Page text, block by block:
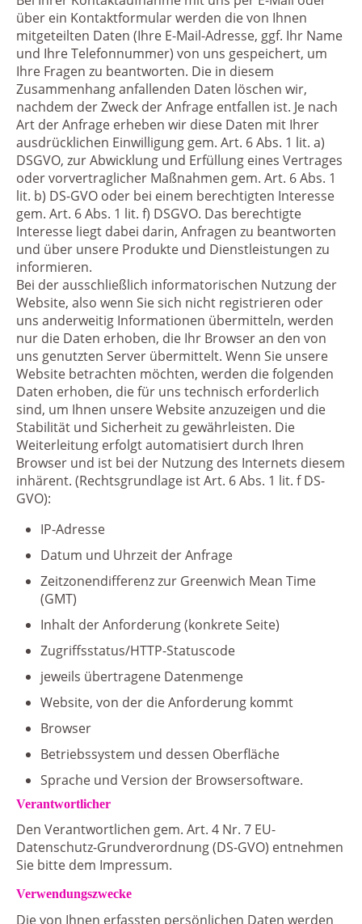
über ein Kontaktformular werden die von Ihnen
mitgeteilten Daten (Ihre E-Mail-Adresse, ggf. Ihr Name
und Ihre Telefonnummer) von uns gespeichert, um
Ihre Fragen zu beantworten. Die in diesem
Zusammenhang anfallenden Daten löschen wir,
nachdem der Zweck der Anfrage entfallen ist. Je nach
Art der Anfrage erheben wir diese Daten mit Ihrer
ausdrücklichen Einwilligung gem. Art. 6 Abs. 1 lit. a)
DSGVO, zur Abwicklung und Erfüllung eines Vertrages
oder vorvertraglicher Maßnahmen gem. Art. 6 Abs. 1
lit. b) DS-GVO oder bei einem berechtigten Interesse
gem. Art. 6 Abs. 1 lit. f) DSGVO. Das berechtigte
Interesse liegt dabei darin, Anfragen zu beantworten
und über unsere Produkte und Dienstleistungen zu
informieren.
Bei der ausschließlich informatorischen Nutzung der
Website, also wenn Sie sich nicht registrieren oder
uns anderweitig Informationen übermitteln, werden
nur die Daten erhoben, die Ihr Browser an den von
uns genutzten Server übermittelt. Wenn Sie unsere
Website betrachten möchten, werden die folgenden
Daten erhoben, die für uns technisch erforderlich
sind, um Ihnen unsere Website anzuzeigen und die
Stabilität und Sicherheit zu gewährleisten. Die
Weiterleitung erfolgt automatisiert durch Ihren
Browser und ist bei der Nutzung des Internets diesem
inhärent. (Rechtsgrundlage ist Art. 6 Abs. 1 lit. f DS-
GVO):
IP-Adresse
Datum und Uhrzeit der Anfrage
Zeitzonendifferenz zur Greenwich Mean Time
(GMT)
Inhalt der Anforderung (konkrete Seite)
Zugriffsstatus/HTTP-Statuscode
jeweils übertragene Datenmenge
Website, von der die Anforderung kommt
Browser
Betriebssystem und dessen Oberfläche
Sprache und Version der Browsersoftware.
Verantwortlicher
Den Verantwortlichen gem. Art. 4 Nr. 7 EU-
Datenschutz-Grundverordnung (DS-GVO) entnehmen
Sie bitte dem Impressum.
Verwendungszwecke
Die von Ihnen erfassten persönlichen Daten werden